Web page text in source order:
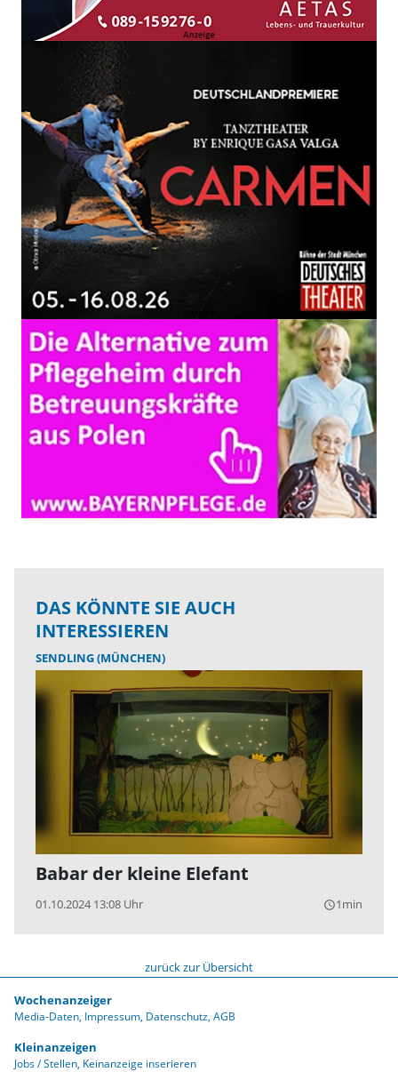
DAS KÖNNTE SIE AUCH
INTERESSIEREN
SENDLING (MÜNCHEN)
Babar der kleine Elefant
01.10.2024 13:08 Uhr query_builder1min
zurück zur Übersicht
Wochenanzeiger
Media-Daten Impressum Datenschutz AGB
Kleinanzeigen
Jobs / Stellen Keinanzeige inserieren